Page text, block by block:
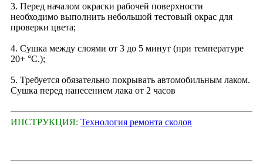
3. Перед началом окраски рабочей поверхности
необходимо выполнить небольшой тестовый окрас для
проверки цвета;
4. Сушка между слоями от 3 до 5 минут (при температуре
20+ °С.);
5. Требуется обязательно покрывать автомобильным лаком.
Сушка перед нанесением лака от 2 часов
ИНСТРУКЦИЯ: Технология ремонта сколов